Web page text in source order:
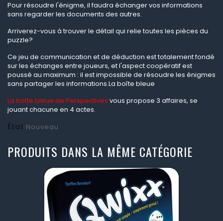
Pour résoudre l'énigme, il faudra échanger vos informations
sans regarder les documents des autres.
Arriverez-vous à trouver le détail qui relie toutes les pièces du
puzzle?
Ce jeu de communication et de déduction est totalement fondé
sur les échanges entre joueurs, et l'aspect coopératif est
poussé au maximum : il est impossible de résoudre les énigmes
sans partager les informations.La boîte bleue
La boîte bleue de Perspectives vous propose 3 affaires, se
jouant chacune en 4 actes.
État Nouveau
PRODUITS DANS LA MÊME CATÉGORIE